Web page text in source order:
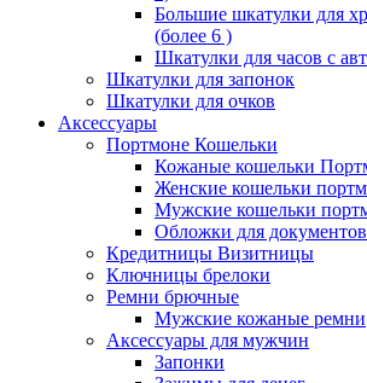
Большие шкатулки для
(более 6 )
Шкатулки для часов с
Шкатулки для запонок
Шкатулки для очков
Аксессуары
Портмоне Кошельки
Кожаные кошельки
Женские кошельки
Мужские кошельки
Обложки для документов
Кредитницы Визитницы
Ключницы брелоки
Ремни брючные
Мужские кожаные ремни
Аксессуары для мужчин
Запонки